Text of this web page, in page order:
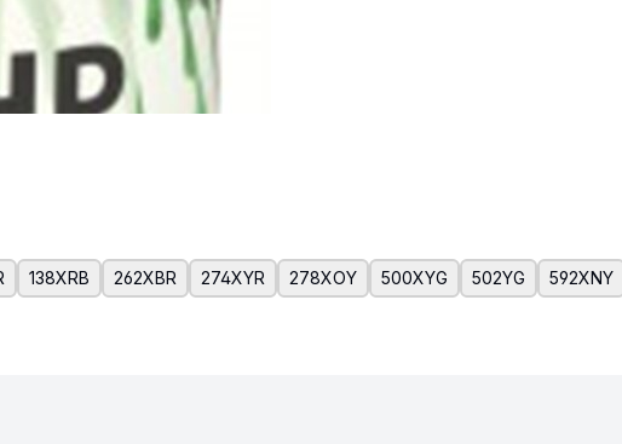
138XRB 262XBR 274XYR 278XOY 500XYG 502YG 592XNY